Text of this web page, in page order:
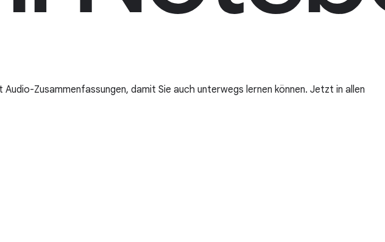
Zusammenfassungen, damit Sie auch unterwegs lernen können. Jetzt in allen